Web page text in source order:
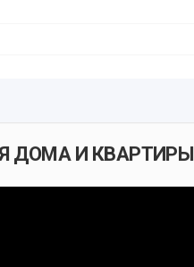
ДОМА И КВАРТИРЫ